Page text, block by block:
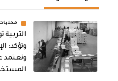
وتؤكد:
ونعتمد